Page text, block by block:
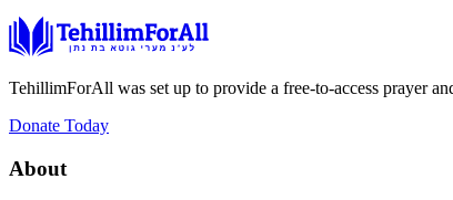
TehillimForAll was set up to provide a free-to-access prayer
Donate Today
About